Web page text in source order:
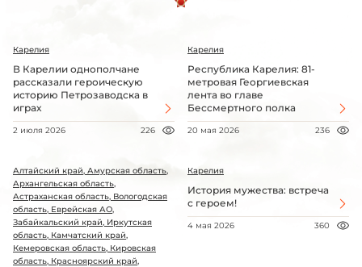
Карелия
В Карелии однополчане
рассказали героическую
историю Петрозаводска в
играх
2 июля 2026 226
Карелия
Республика Карелия: 81-
метровая Георгиевская
лента во главе
Бессмертного полка
20 мая 2026 236
Алтайский край, Амурская область,
Архангельская область,
Астраханская область, Вологодская
область, Еврейская АО,
Забайкальский край, Иркутская
область, Камчатский край,
Кемеровская область, Кировская
область, Красноярский край,
Карелия
История мужества: встреча
с героем!
4 мая 2026 360